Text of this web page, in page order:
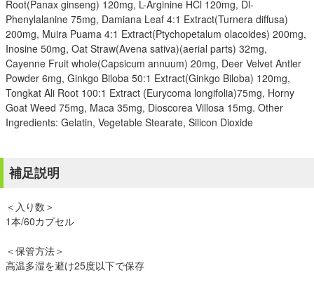
Root(Panax ginseng) 120mg, L-Arginine HCl 120mg, Dl-
Phenylalanine 75mg, Damiana Leaf 4:1 Extract(Turnera diffusa)
200mg, Muira Puama 4:1 Extract(Ptychopetalum olacoides) 200mg,
Inosine 50mg, Oat Straw(Avena sativa)(aerial parts) 32mg,
Cayenne Fruit whole(Capsicum annuum) 20mg, Deer Velvet Antler
Powder 6mg, Ginkgo Biloba 50:1 Extract(Ginkgo Biloba) 120mg,
Tongkat Ali Root 100:1 Extract (Eurycoma longifolia)75mg, Horny
Goat Weed 75mg, Maca 35mg, Dioscorea Villosa 15mg. Other
Ingredients: Gelatin, Vegetable Stearate, Silicon Dioxide
補足説明
＜入り数＞
1本/60カプセル
＜保管方法＞
高温多湿を避け25度以下で保存